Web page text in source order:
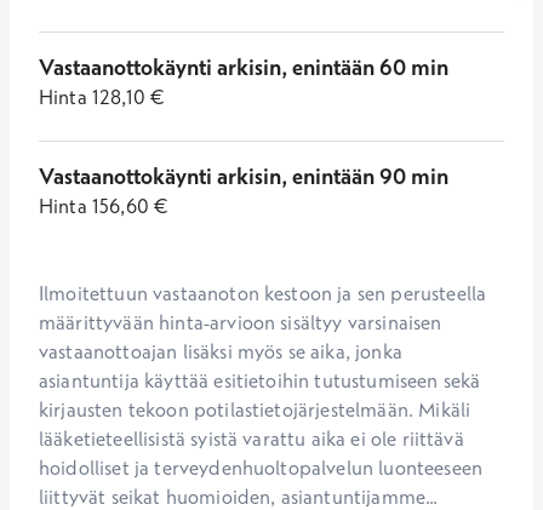
Vastaanottokäynti arkisin, enintään 60 min
Hinta 128,10 €
Vastaanottokäynti arkisin, enintään 90 min
Hinta 156,60 €
Ilmoitettuun vastaanoton kestoon ja sen perusteella
määrittyvään hinta-arvioon sisältyy varsinaisen
vastaanottoajan lisäksi myös se aika, jonka
asiantuntija käyttää esitietoihin tutustumiseen sekä
kirjausten tekoon potilastietojärjestelmään. Mikäli
lääketieteellisistä syistä varattu aika ei ole riittävä
hoidolliset ja terveydenhuoltopalvelun luonteeseen
liittyvät seikat huomioiden, asiantuntijamme...